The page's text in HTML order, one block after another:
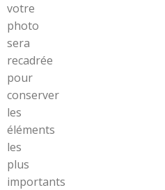
votre
photo
sera
recadrée
pour
conserver
les
éléments
les
plus
importants